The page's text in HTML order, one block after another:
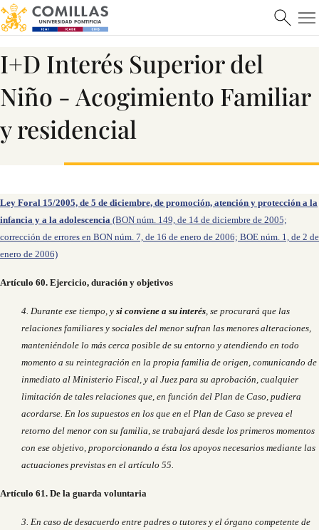
I+D Interés Superior del
Niño - Acogimiento Familiar
y residencial
Ley Foral 15/2005, de 5 de diciembre, de promoción, atención y protección a la
infancia y a la adolescencia (BON núm. 149, de 14 de diciembre de 2005;
corrección de errores en BON núm. 7, de 16 de enero de 2006; BOE núm. 1, de 2 de
enero de 2006)
Artículo 60. Ejercicio, duración y objetivos
4. Durante ese tiempo, y si conviene a su interés, se procurará que las
relaciones familiares y sociales del menor sufran las menores alteraciones,
manteniéndole lo más cerca posible de su entorno y atendiendo en todo
momento a su reintegración en la propia familia de origen, comunicando de
inmediato al Ministerio Fiscal, y al Juez para su aprobación, cualquier
limitación de tales relaciones que, en función del Plan de Caso, pudiera
acordarse. En los supuestos en los que en el Plan de Caso se prevea el
retorno del menor con su familia, se trabajará desde los primeros momentos
con ese objetivo, proporcionando a ésta los apoyos necesarios mediante las
actuaciones previstas en el artículo 55.
Artículo 61. De la guarda voluntaria
3. En caso de desacuerdo entre padres o tutores y el órgano competente de